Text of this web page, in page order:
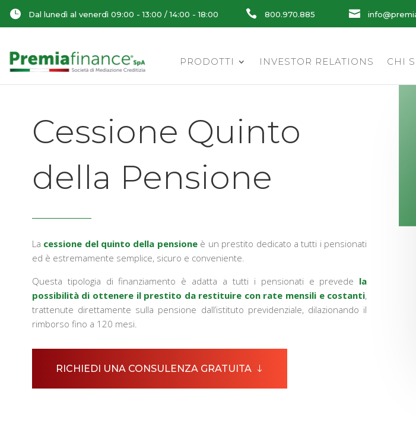
 Dal lunedì al venerdì 09:00 - 13:00 / 14:00 - 18:00  800.970.885 
PRODOTTI INVESTOR RELATIONS CHI
Cessione Quinto
della Pensione
La cessione del quinto della pensioneè un prestito dedicato a tutti i pensionati
ed è estremamente semplice, sicuro e conveniente.
Questa tipologia di finanziamento è adatta a tutti i pensionati e prevede la
possibilità di ottenere il prestito da restituire con rate mensili e costanti,
trattenute direttamente sulla pensione dall’istituto previdenziale, dilazionando il
rimborso fino a 120 mesi.
RICHIEDI UNA CONSULENZA GRATUITA